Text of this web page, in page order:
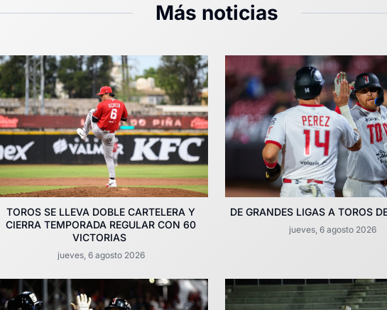
Más noticias
TOROS SE LLEVA DOBLE CARTELERA Y
CIERRA TEMPORADA REGULAR CON 60
VICTORIAS
jueves, 6 agosto 2026
DE GRANDES LIGAS A TOROS
jueves, 6 agosto 2026